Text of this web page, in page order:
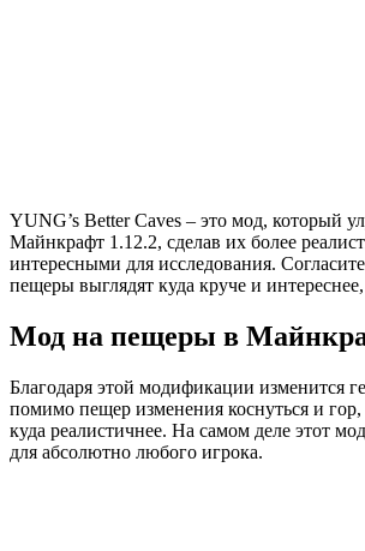
YUNG’s Better Caves – это мод, который
Майнкрафт 1.12.2, сделав их более
интересными для исследования.
пещеры выглядят куда круче и
Мод на пещеры в
Благодаря этой модификации изменится
помимо пещер изменения коснуться и гор,
куда реалистичнее. На самом деле этот
для абсолютно любого игрока.